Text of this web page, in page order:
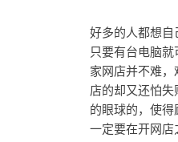
好多的人都想自
只要有台电脑
家网店并不难
店的却又还怕
的眼球的，使得
一定要在开网店